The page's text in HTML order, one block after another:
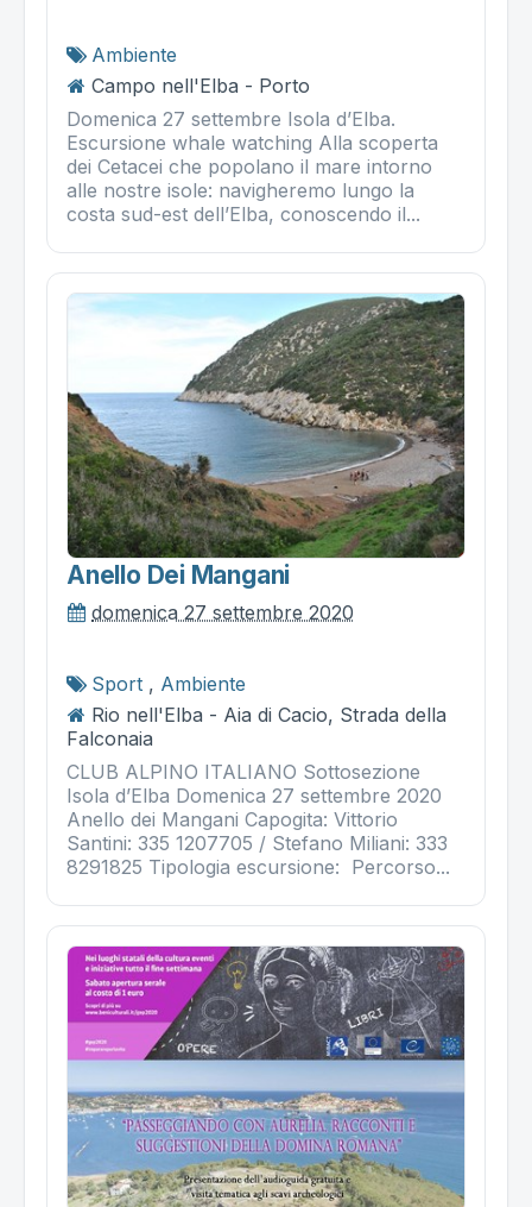
Ambiente
Campo nell'Elba - Porto
Domenica 27 settembre Isola d’Elba.
Escursione whale watching Alla scoperta
dei Cetacei che popolano il mare intorno
alle nostre isole: navigheremo lungo la
costa sud-est dell’Elba, conoscendo il...
Anello Dei Mangani
domenica 27 settembre 2020
Sport , Ambiente
Rio nell'Elba - Aia di Cacio, Strada della
Falconaia
CLUB ALPINO ITALIANO Sottosezione
Isola d’Elba Domenica 27 settembre 2020
Anello dei Mangani Capogita: Vittorio
Santini: 335 1207705 / Stefano Miliani: 333
8291825 Tipologia escursione: Percorso...